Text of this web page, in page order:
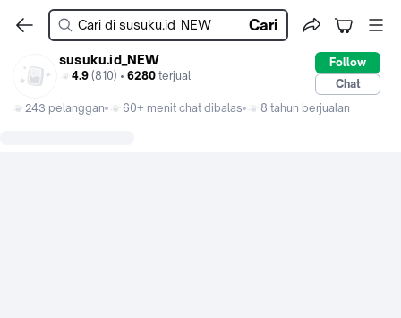
Cari
susuku.id_NEW
4.9 (810) • 6280 terjual
Follow
Chat
243 pelanggan
60+ menit chat dibalas 8 tahun berjualan